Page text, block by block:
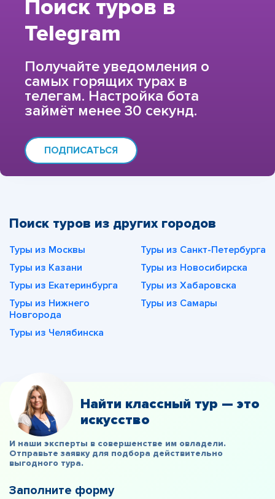
Поиск туров в
Telegram
Получайте уведомления о
самых горящих турах в
телегам. Настройка бота
займёт менее 30 секунд.
ПОДПИСАТЬСЯ
Поиск туров из других городов
Туры из Москвы
Туры из Санкт-Петербурга
Туры из Казани
Туры из Новосибирска
Туры из Екатеринбурга
Туры из Хабаровска
Туры из Нижнего
Новгорода
Туры из Самары
Туры из Челябинска
Найти классный тур — это
искусство
И наши эксперты в совершенстве им овладели.
Отправьте заявку для подбора действительно
выгодного тура.
Заполните форму